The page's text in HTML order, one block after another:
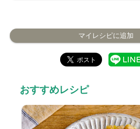
マイレシピに追加
おすすめレシピ